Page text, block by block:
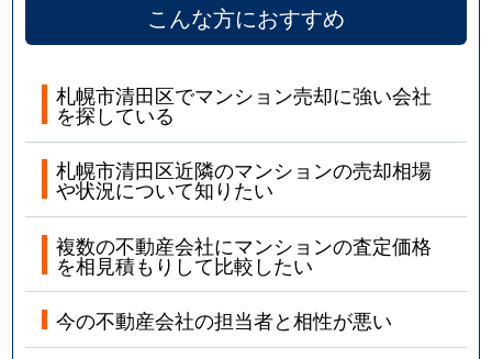
こんな方におすすめ
札幌市清田区でマンション売却に強い会社
を探している
札幌市清田区近隣のマンションの売却相場
や状況について知りたい
複数の不動産会社にマンションの査定価格
を相見積もりして比較したい
今の不動産会社の担当者と相性が悪い